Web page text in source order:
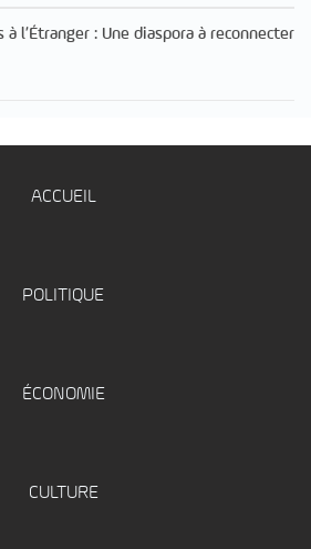
à l’Étranger : Une diaspora à reconnecter
ACCUEIL
POLITIQUE
ÉCONOMIE
CULTURE